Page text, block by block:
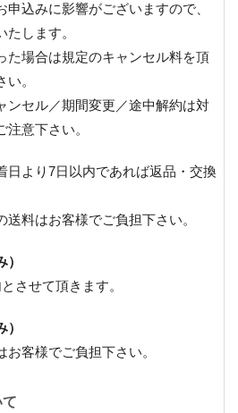
込みに影響がございますので、
します。
た場合は規定のキャンセル料を頂
。
ンセル／期間変更／途中解約は対
意下さい。
日より7日以内であれば返品・交換
送料はお客様でご負担下さい。
させて頂きます。
客様でご負担下さい。